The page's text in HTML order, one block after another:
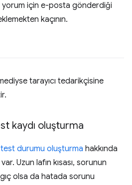
yorum için e-posta gönderdiği
kaçının.
tarayıcı tedarikçisine
kaydı oluşturma
durumu oluşturma hakkında
Uzun lafın kısası, sorunun
olsa da hatada sorunu